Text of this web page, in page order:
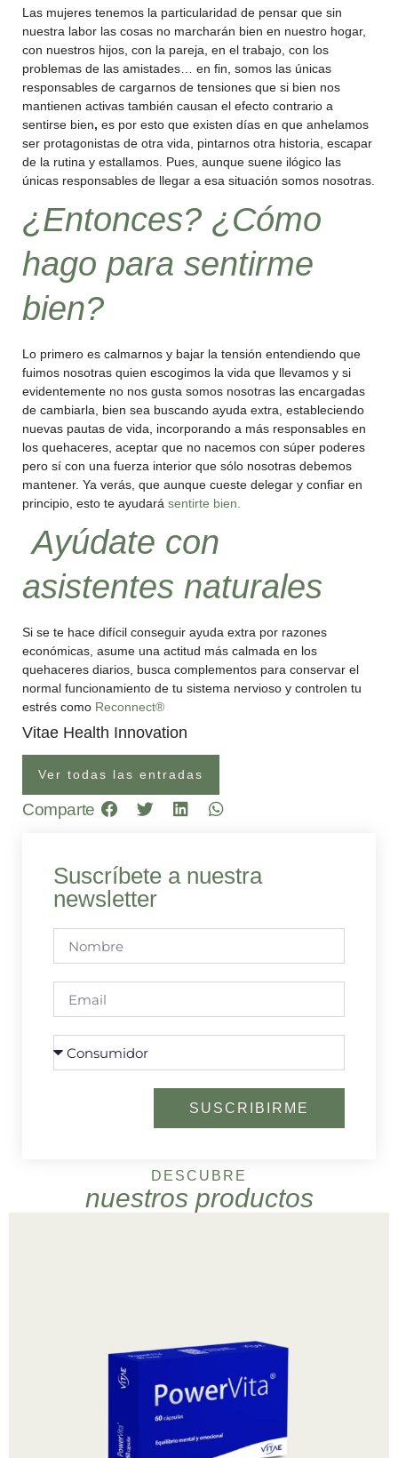
Las mujeres tenemos la particularidad de pensar que sin
nuestra labor las cosas no marcharán bien en nuestro hogar,
con nuestros hijos, con la pareja, en el trabajo, con los
problemas de las amistades… en fin, somos las únicas
responsables de cargarnos de tensiones que si bien nos
mantienen activas también causan el efecto contrario a
sentirse bien, es por esto que existen días en que anhelamos
ser protagonistas de otra vida, pintarnos otra historia, escapar
de la rutina y estallamos. Pues, aunque suene ilógico las
únicas responsables de llegar a esa situación somos nosotras.
¿Entonces? ¿Cómo
hago para sentirme
bien?
Lo primero es calmarnos y bajar la tensión entendiendo que
fuimos nosotras quien escogimos la vida que llevamos y si
evidentemente no nos gusta somos nosotras las encargadas
de cambiarla, bien sea buscando ayuda extra, estableciendo
nuevas pautas de vida, incorporando a más responsables en
los quehaceres, aceptar que no nacemos con súper poderes
pero sí con una fuerza interior que sólo nosotras debemos
mantener. Ya verás, que aunque cueste delegar y confiar en
principio, esto te ayudará sentirte bien.
Ayúdate con
asistentes naturales
Si se te hace difícil conseguir ayuda extra por razones
económicas, asume una actitud más calmada en los
quehaceres diarios, busca complementos para conservar el
normal funcionamiento de tu sistema nervioso y controlen tu
estrés como Reconnect®
Vitae Health Innovation
Ver todas las entradas
Comparte
Suscríbete a nuestra
newsletter
SUSCRIBIRME
DESCUBRE
nuestros productos